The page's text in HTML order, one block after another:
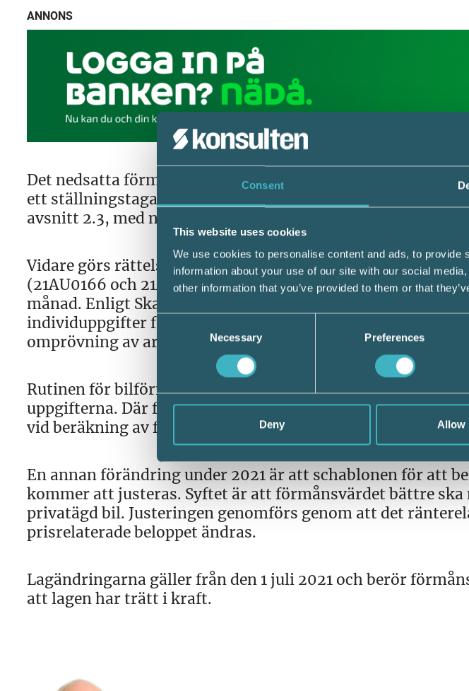
Consent
This website uses cookies
We use cookies to personalise content and ads, to
information about your use of our site with our social
other information that you’ve provided to them or that
Consent
Selection
Necessary Preferences
Deny Allow
ANNONS
Det nedsatta förmånsvärdet fastställs i ett allmänt råd av
ett ställningstagande 2021-05-31 kompletterat det allmänna
avsnitt 2.3, med nya miljöbilar som tillkommit under våren
Vidare görs rättelse av två bilmodeller av märket Audi med
(21AU0166 och 21AU0167). Rättelsen innebär en höjning av
månad. Enligt Skatteverket bör arbetsgivaren i
individuppgifter för respektive månad för den anställda och
omprövning av arbetsgivaravgifterna.
Rutinen för bilförmånsberäkning på skatteverket.se har
uppgifterna. Där framgår även för respektive bilmodell
vid beräkning av förmånsvärdet.
En annan förändring under 2021 är att schablonen för att
kommer att justeras. Syftet är att förmånsvärdet bättre
privatägd bil. Justeringen genomförs genom att det
prisrelaterade beloppet ändras.
Lagändringarna gäller från den 1 juli 2021 och berör
att lagen har trätt i kraft.